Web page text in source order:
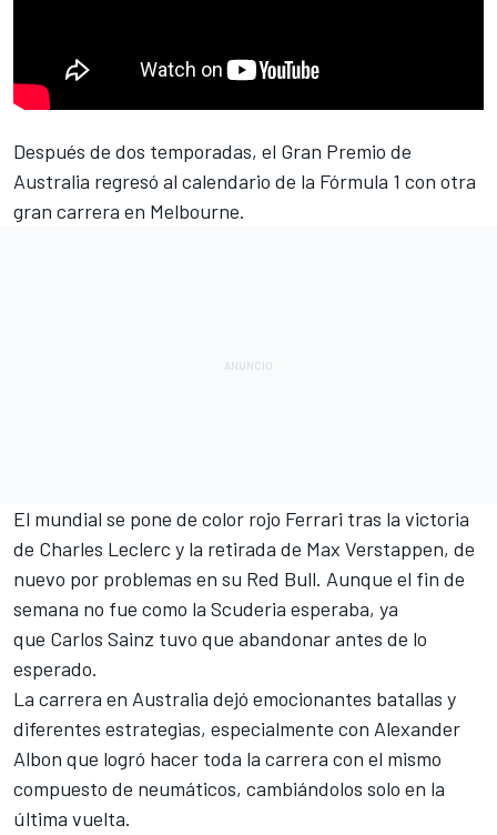
Después de dos temporadas, el Gran Premio de
Australia regresó al calendario de la Fórmula 1 con otra
gran carrera en Melbourne.
El mundial se pone de color rojo Ferrari tras la victoria
de Charles Leclerc y la retirada de Max Verstappen, de
nuevo por problemas en su Red Bull. Aunque el fin de
semana no fue como la Scuderia esperaba, ya
que Carlos Sainz tuvo que abandonar antes de lo
esperado.
La carrera en Australia dejó emocionantes batallas y
diferentes estrategias, especialmente con Alexander
Albon que logró hacer toda la carrera con el mismo
compuesto de neumáticos, cambiándolos solo en la
última vuelta.